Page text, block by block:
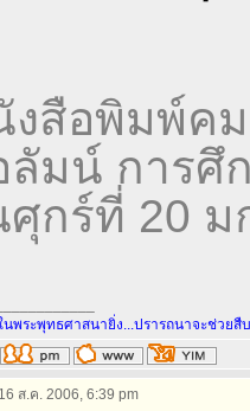
งสือพิมพ์ค
ลัมน์ การศึ
ศุกร์ที่ 20 ม
นพระพุทธศาสนายิ่ง...ปรารถนาจะช่วย
ส.ค. 2006, 6:39 pm